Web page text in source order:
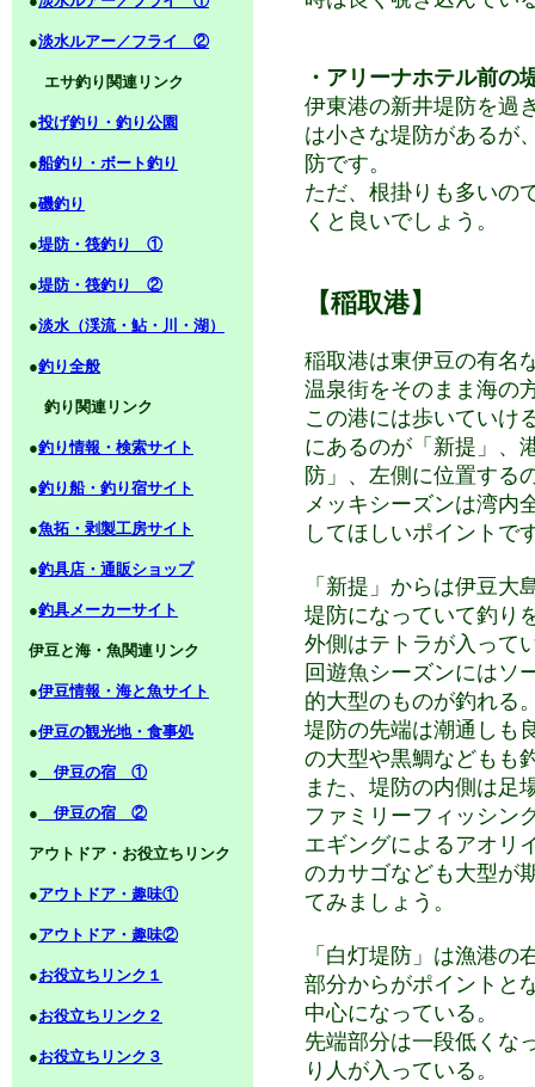
・アリーナホテル前の
伊東港の新井堤防を過
は小さな堤防があるが
防です。
ただ、根掛りも多いの
くと良いでしょう。
【稲取港】
稲取港は東伊豆の有名
温泉街をそのまま海の
この港には歩いていけ
にあるのが「新提」、
防」、左側に位置する
メッキシーズンは湾
してほしいポイントで
「新提」からは伊豆
堤防になっていて釣り
外側はテトラが入って
回遊魚シーズンにはソ
的大型のものが釣れる
堤防の先端は潮通しも
の大型や黒鯛などもも
また、堤防の内側は
ファミリーフィッシン
エギングによるアオリ
のカサゴなども大型が
てみましょう。
「白灯堤防」は漁港
部分からがポイントと
中心になっている。
先端部分は一段低くな
り人が入っている。
●淡水ルアー／フライ ②
エサ釣り関連リンク
●投げ釣り・釣り公園
●船釣り・ボート釣り
●磯釣り
●堤防・筏釣り ①
●堤防・筏釣り ②
●淡水（渓流・鮎・川・湖）
●釣り全般
釣り関連リンク
●釣り情報・検索サイト
●釣り船・釣り宿サイト
●魚拓・剥製工房サイト
●釣具店・通販ショップ
●釣具メーカーサイト
伊豆と海・魚関連リンク
●伊豆情報・海と魚サイト
●伊豆の観光地・食事処
● 伊豆の宿 ①
● 伊豆の宿 ②
アウトドア・お役立ちリンク
●アウトドア・趣味①
●アウトドア・趣味②
●お役立ちリンク１
●お役立ちリンク２
●お役立ちリンク３